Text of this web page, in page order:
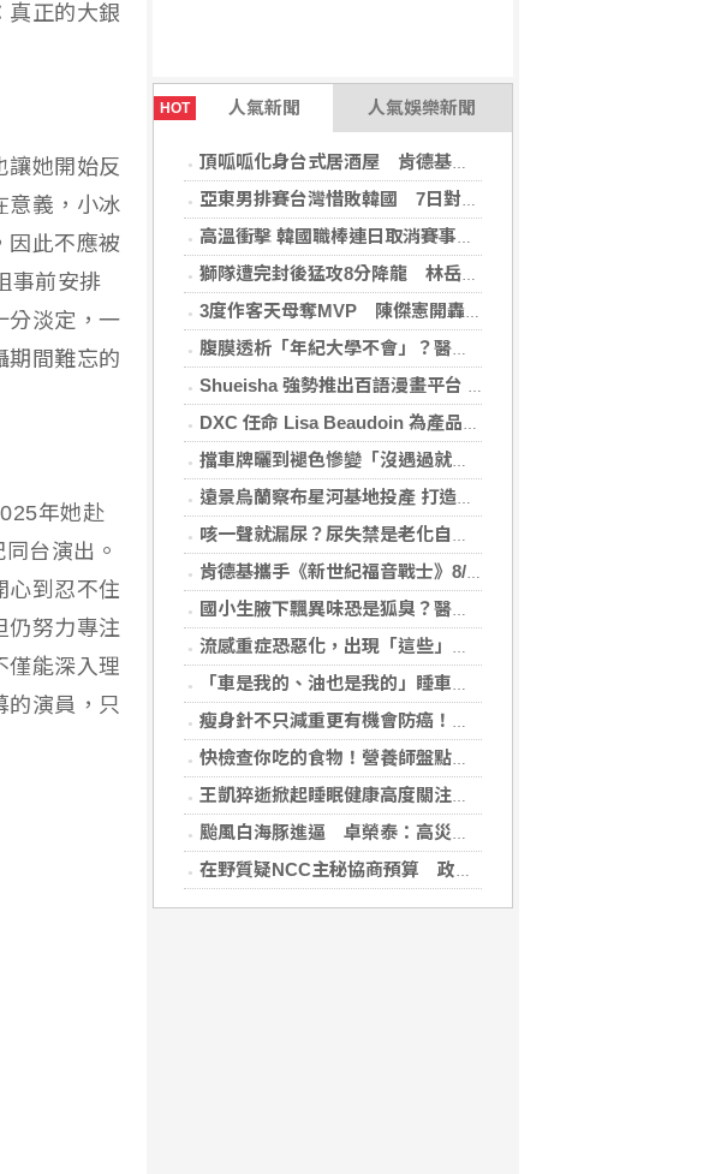
HOT 人氣新聞 人氣娛樂新聞
頂呱呱化身台式居酒屋 肯德基聯名EVA攻漫迷
亞東男排賽台灣惜敗韓國 7日對戰日本拚4強
高溫衝擊 韓國職棒連日取消賽事、11日起晚間7時開打
獅隊遭完封後猛攻8分降龍 林岳平：總是要發揮
3度作客天母奪MVP 陳傑憲開轟擊退雙殺心魔
腹膜透析「年紀大學不會」？醫：年齡並非限制 評估還要看3面向
Shueisha 強勢推出百語漫畫平台 MANGA MILLION 大舉進軍全球市場
DXC 任命 Lisa Beaudoin 為產品總監，以加速產品導向型增長
擋車牌曬到褪色慘變「沒遇過就好了」！崔始源親朝聖崩潰喊：記得常換照片
遠景烏蘭察布星河基地投產 打造吉瓦級AI基礎設施新模式
咳一聲就漏尿？尿失禁是老化自然現象？醫揭：不同尿失禁的治療方式
肯德基攜手《新世紀福音戰士》8/11霸脆覺醒 首度跨界台灣速食品牌！
國小生腋下飄異味恐是狐臭？醫：若伴青春期徵象應評估性早熟
流感重症恐惡化，出現「這些」症狀別再等！醫籲：別因非流感季就掉以輕心
「車是我的、油也是我的」睡車竟被收住宿費 官方一句話打臉飯店
瘦身針不只減重更有機會防癌！無糖尿病肥胖者使用GLP-1藥物 罹癌風險顯著下降
快檢查你吃的食物！營養師盤點「5大反式脂肪來源」跟你想的不同
王凱猝逝掀起睡眠健康高度關注！醫籲：最危險的不是熬夜，而是「這個」錯覺
颱風白海豚進逼 卓榮泰：高災害潛勢區加強預防性整備
在野質疑NCC主秘協商預算 政院：委員全出缺所致
真正的大銀
讓她開始反
意義，小冰
因此不應被
事前安排
分淡定，一
期間難忘的
年她赴
台演出。
心到忍不住
仍努力專注
僅能深入理
的演員，只